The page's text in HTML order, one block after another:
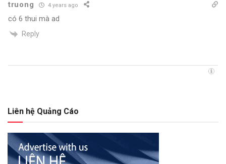
truong 4 years ago
có 6 thui mà ad
Reply
Liên hệ Quảng Cáo